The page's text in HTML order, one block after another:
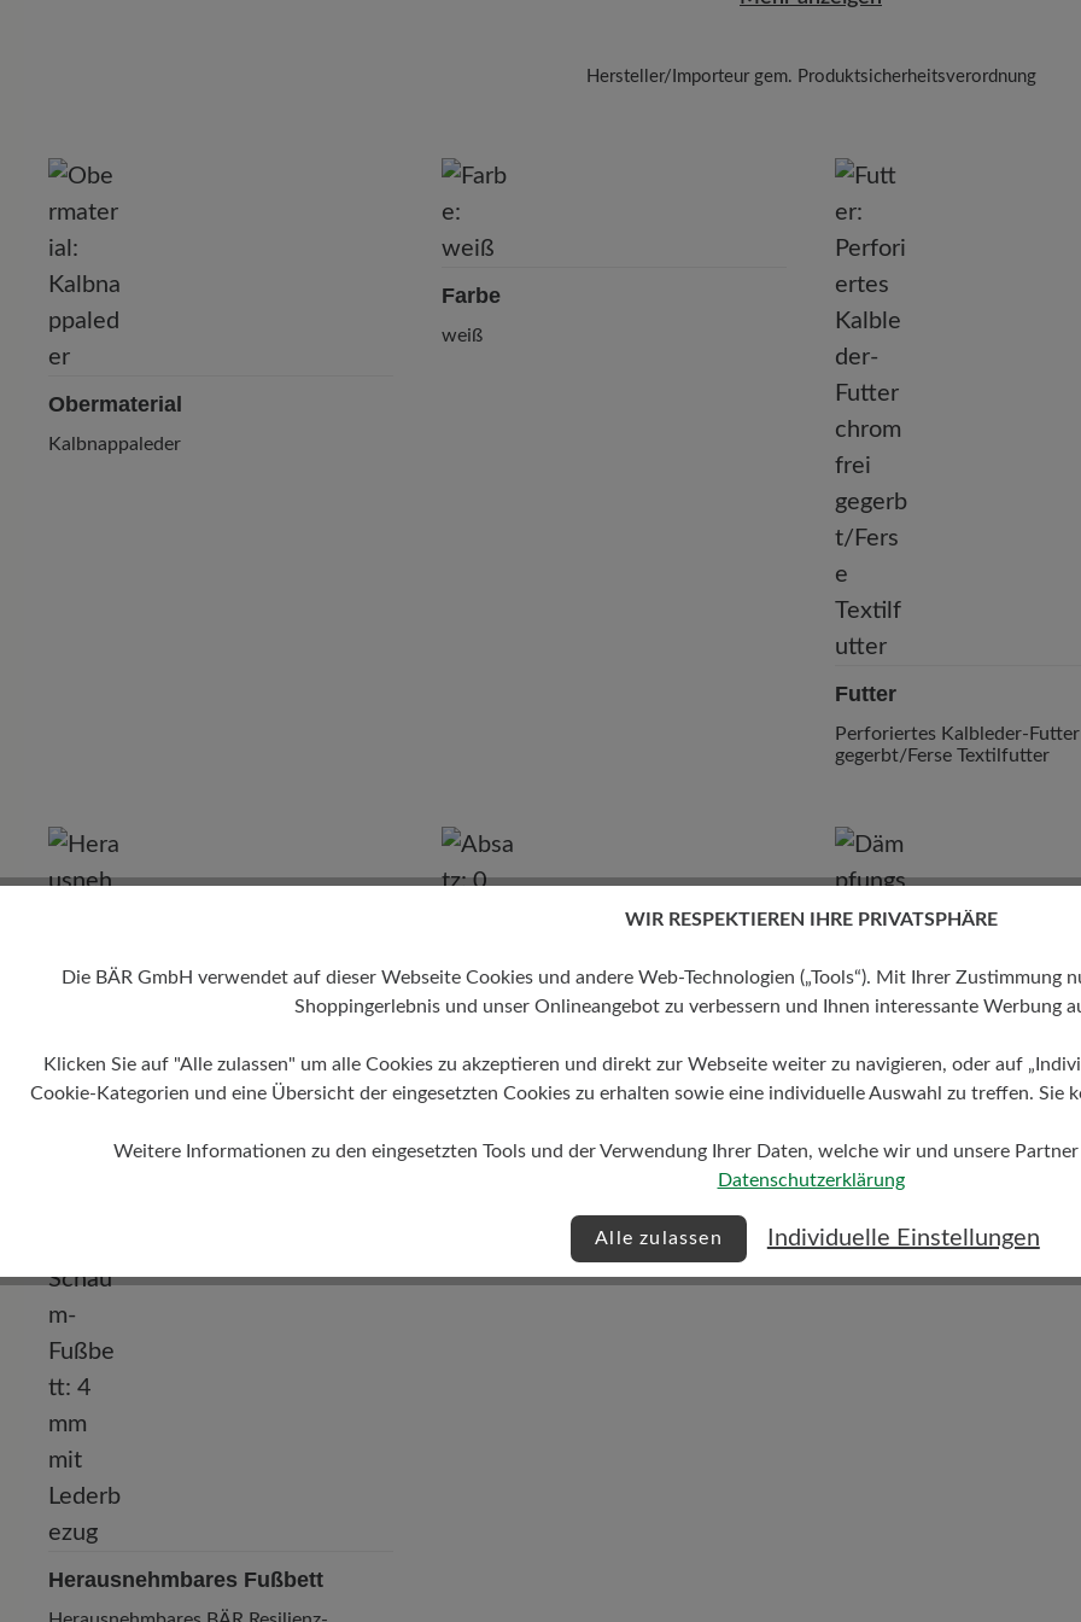
Hersteller/Importeur gem. Produktsicherheitsverordnung
Pleidelsheimer Str. 15/1, 74321 Bietigheim-Bissingen,
kundenbetreuung@baer-schuhe.de
Telefon: 0800 51 65 65 56 (gebührenfrei)
Obermaterial
Kalbnappaleder
Farbe
weiß
Futter
Perforiertes Kalbleder-
gegerbt/Ferse Textilfutter
Herausnehmbares Fußbett
Absatz
0 mm Dämpfungsgrad
WIR RESPEKTIEREN IHRE PRIVATSPHÄRE
Die BÄR GmbH verwendet auf dieser Webseite Cookies und andere Web-Technologien („Tools“). Mit Ihrer
Shoppingerlebnis und unser Onlineangebot zu verbessern und Ihnen interessante Werbung
Klicken Sie auf "Alle zulassen" um alle Cookies zu akzeptieren und direkt zur Webseite weiter zu navigieren, oder auf
Cookie-Kategorien und eine Übersicht der eingesetzten Cookies zu erhalten sowie eine individuelle Auswahl zu treffen.
Weitere Informationen zu den eingesetzten Tools und der Verwendung Ihrer Daten, welche wir und unsere
Datenschutzerklärung
Alle zulassen Individuelle Einstellungen